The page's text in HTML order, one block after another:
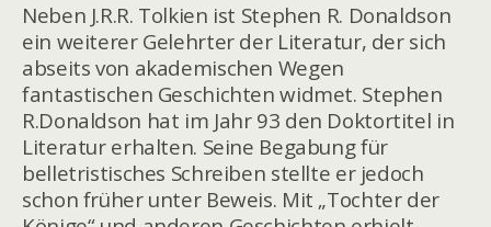
Neben J.R.R. Tolkien ist Stephen R. Donaldson
ein weiterer Gelehrter der Literatur, der sich
abseits von akademischen Wegen
fantastischen Geschichten widmet. Stephen
R.Donaldson hat im Jahr 93 den Doktortitel in
Literatur erhalten. Seine Begabung für
belletristisches Schreiben stellte er jedoch
schon früher unter Beweis. Mit „Tochter der